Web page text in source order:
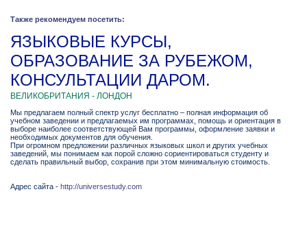
Также рекомендуем посетить:
ЯЗЫКОВЫЕ КУРСЫ,
ОБРАЗОВАНИЕ ЗА РУБЕЖОМ,
КОНСУЛЬТАЦИИ ДАРОМ.
ВЕЛИКОБРИТАНИЯ - ЛОНДОН
Мы предлагаем полный спектр услуг бесплатно – полная информация об
учебном заведении и предлагаемых им программах, помощь и ориентация в
выборе наиболее соответствующей Вам программы, оформление заявки и
необходимых документов для обучения.
При огромном предложении различных языковых школ и других учебных
заведений, мы понимаем как порой сложно сориентироваться студенту и
сделать правильный выбор, сохранив при этом минимальную стоимость.
Адрес сайта - http://universestudy.com